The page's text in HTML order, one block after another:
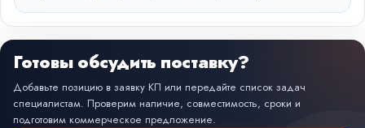
Готовы обсудить поставку?
Добавьте позицию в заявку КП или передайте список задач
специалистам. Проверим наличие, совместимость, сроки и
подготовим коммерческое предложение.